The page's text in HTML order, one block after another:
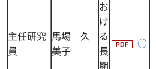
主任研究
員
馬場 久
美子
お
け
る
長
期
○